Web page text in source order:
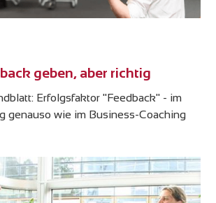
geben, aber richtig
Erfolgsfaktor "Feedback" - im
genauso wie im Business-Coaching